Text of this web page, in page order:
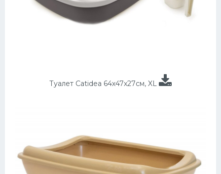
Туалет Catidea 64х47х27см, XL